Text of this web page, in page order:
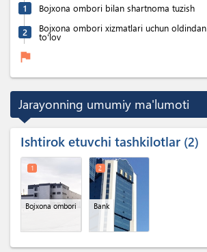
1 Bojxona ombori bilan shartnoma tuzish
2 Bojxona ombori xizmatlari uchun oldindan
to'lov
flag
Jarayonning umumiy ma'lumoti
Ishtirok etuvchi tashkilotlar 2
Bojxona ombori
1
Bank
2